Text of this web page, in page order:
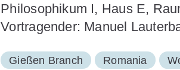
Philosophikum I, Haus E,
Vortragender: Manuel
Gießen Branch Romania